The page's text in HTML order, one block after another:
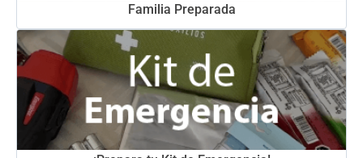
Familia Preparada